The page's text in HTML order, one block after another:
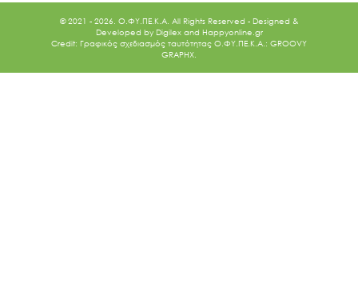
© 2021 - 2026. O.ΦΥ.ΠΕ.Κ.Α. All Rights Reserved - Designed &
Developed by Digilex and Happyonline.gr
Credit: Γραφικός σχεδιασμός ταυτότητας Ο.ΦΥ.ΠΕ.Κ.Α.: GROOVY
GRAPHX.